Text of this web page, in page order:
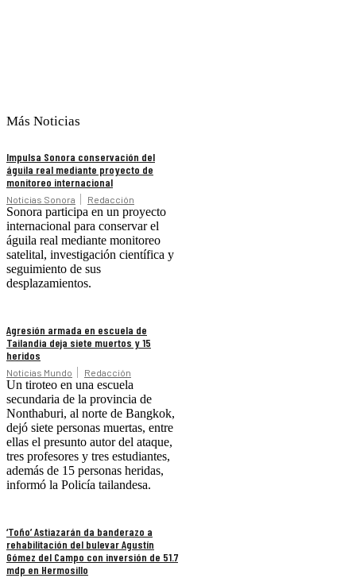
Más Noticias
Impulsa Sonora conservación del
águila real mediante proyecto de
monitoreo internacional
Noticias Sonora Redacción
Sonora participa en un proyecto
internacional para conservar el
águila real mediante monitoreo
satelital, investigación científica y
seguimiento de sus
desplazamientos.
Agresión armada en escuela de
Tailandia deja siete muertos y 15
heridos
Noticias Mundo Redacción
Un tiroteo en una escuela
secundaria de la provincia de
Nonthaburi, al norte de Bangkok,
dejó siete personas muertas, entre
ellas el presunto autor del ataque,
tres profesores y tres estudiantes,
además de 15 personas heridas,
informó la Policía tailandesa.
‘Toño’ Astiazarán da banderazo a
rehabilitación del bulevar Agustín
Gómez del Campo con inversión de 51.7
mdp en Hermosillo